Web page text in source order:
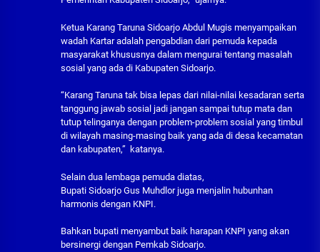
Ketua Karang Taruna Sidoarjo Abdul Mugis menyampaikan
wadah Kartar adalah pengabdian dari pemuda kepada
masyarakat khususnya dalam mengurai tentang masalah
sosial yang ada di Kabupaten Sidoarjo.
“Karang Taruna tak bisa lepas dari nilai-nilai kesadaran serta
tanggung jawab sosial jadi jangan sampai tutup mata dan
tutup telinganya dengan problem-problem sosial yang timbul
di wilayah masing-masing baik yang ada di desa kecamatan
dan kabupaten,” katanya.
Selain dua lembaga pemuda diatas,
Bupati Sidoarjo Gus Muhdlor juga menjalin hubunhan
harmonis dengan KNPI.
Bahkan bupati menyambut baik harapan KNPI yang akan
bersinergi dengan Pemkab Sidoarjo.